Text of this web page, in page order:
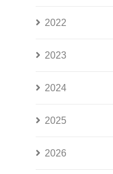
2022
2023
2024
2025
2026